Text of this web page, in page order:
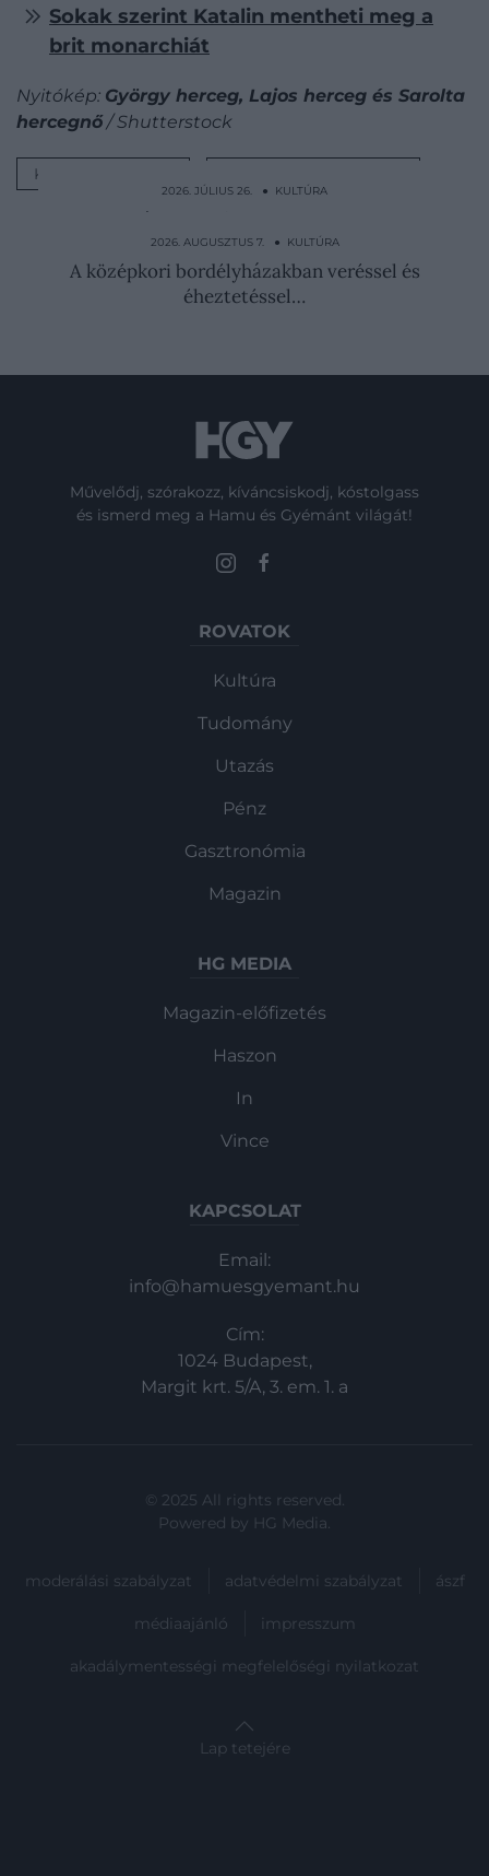
Sokak szerint Katalin mentheti meg a
brit monarchiát
Nyitókép: György herceg, Lajos herceg és Sarolta
hercegnő/ Shutterstock
KIRÁLYI CSALÁD
2026. JÚLIUS 26. ● KULTÚRA
Férje bezárta és erőszakkal kényszerítette
írásra, később…
2026. AUGUSZTUS 7. ● KULTÚRA
A középkori bordélyházakban veréssel és
éheztetéssel…
Művelődj, szórakozz, kíváncsiskodj, kóstolgass
és ismerd meg a Hamu és Gyémánt világát!
ROVATOK
Kultúra
Tudomány
Utazás
Pénz
Gasztronómia
Magazin
HG MEDIA
Magazin-előfizetés
Haszon
In
Vince
KAPCSOLAT
Email:
info@hamuesgyemant.hu
Cím:
1024 Budapest,
Margit krt. 5/A, 3. em. 1. a
© 2025 All rights reserved.
Powered by HG Media.
moderálási szabályzat adatvédelmi szabályzat ászf
médiaajánló impresszum
akadálymentességi megfelelőségi nyilatkozat
Lap tetejére